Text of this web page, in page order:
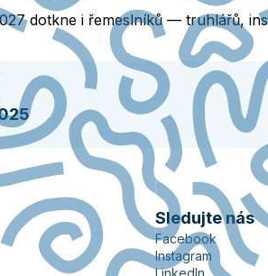
dotkne i řemeslníků — truhlářů,
Sledujte nás
Facebook
Instagram